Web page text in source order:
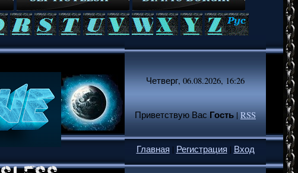
Четверг, 06.08.2026, 16:26
Приветствую Вас Гость|RSS
Главная | Регистрация | Вход